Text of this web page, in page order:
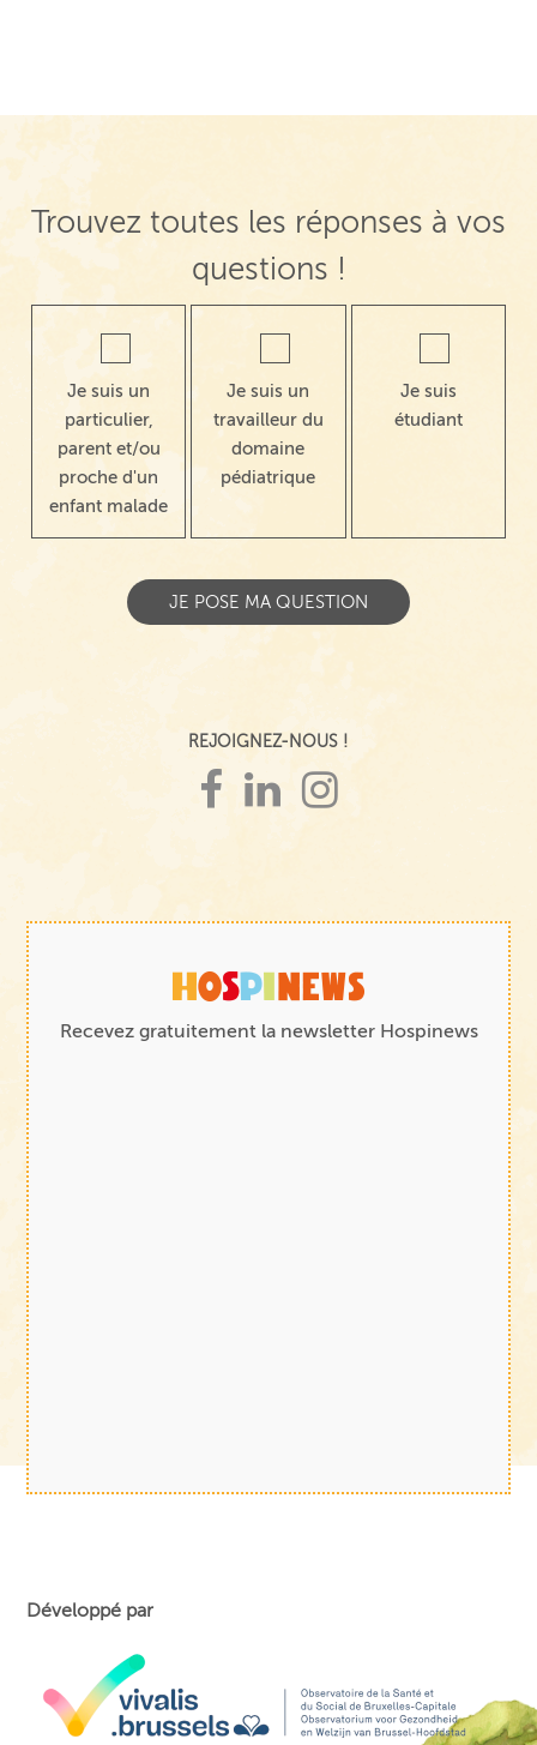
Trouvez toutes les réponses à vos
questions !
Je suis un
particulier,
parent et/ou
proche d'un
enfant malade
Je suis un
travailleur du
domaine
pédiatrique
Je suis
étudiant
REJOIGNEZ-NOUS !
Recevez gratuitement la newsletter Hospinews
Développé par